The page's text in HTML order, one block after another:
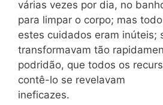
várias vezes por dia, no
para limpar o corpo; mas
estes cuidados eram inúteis;
transformavam tão
podridão, que todos os
contê-lo se revelavam
ineficazes.